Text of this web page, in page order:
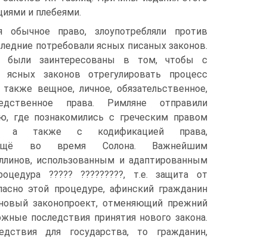
и плебеями.
обычное право, злоупотребляли против
потребовали ясных писаных законов.
были заинтересованы в том, чтобы с
законов отрегулировать процесс
вещное, личное, обязательственное,
права. Римляне отправили
где познакомились с греческим правом
а также с кодификацией права,
ещё во время Солона. Важнейшим
использованным и адаптированным
????? ?????????, т.е. защита от
этой процедуре, афинский гражданин
законопроект, отменяющий прежний
последствия принятия нового закона.
для государства, то гражданин,